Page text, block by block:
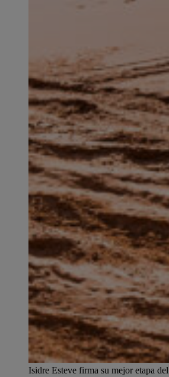
Isidre Esteve firma su mejor etapa